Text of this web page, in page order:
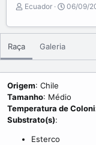
A
t
r
Ecuador
P
b
s
h
a
t
e
06/09/
Raça Galeria
Origem: Chile
Tamanho: Médio
Temperatura de
Substrato(s):
Esterco